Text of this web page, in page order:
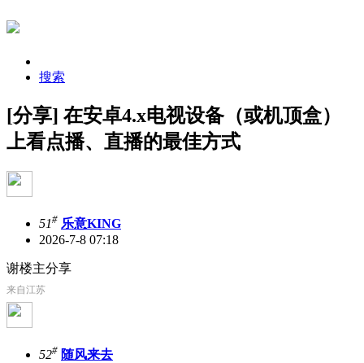
搜索
[分享] 在安卓4.x电视设备（或机顶盒）
上看点播、直播的最佳方式
51# 乐意KING
2026-7-8 07:18
谢楼主分享
来自江苏
52# 随风来去